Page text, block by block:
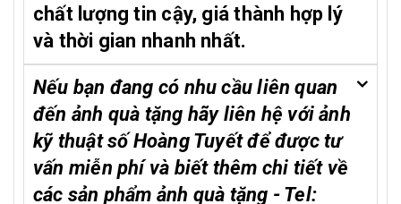
chất lượng tin cậy, giá thành hợp lý
và thời gian nhanh nhất.
Nếu bạn đang có nhu cầu liên quan
đến ảnh quà tặng hãy liên hệ với ảnh
kỹ thuật số Hoàng Tuyết để được tư
vấn miễn phí và biết thêm chi tiết về
các sản phẩm ảnh quà tặng - Tel: